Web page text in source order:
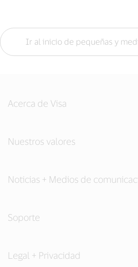
Ir al inicio de pequeñas y
Acerca de Visa
Nuestros valores
Noticias + Medios de
Soporte
Legal + Privacidad